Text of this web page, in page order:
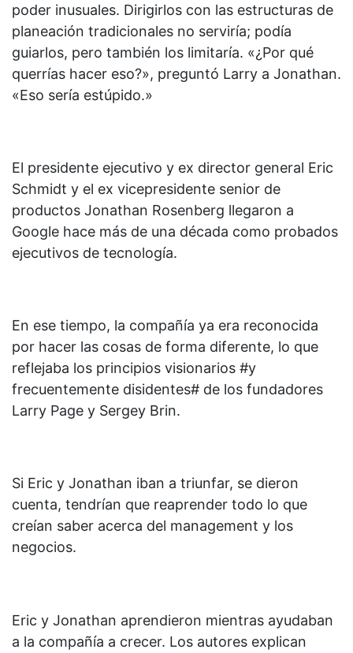
poder inusuales. Dirigirlos con las estructuras de
planeación tradicionales no serviría; podía
guiarlos, pero también los limitaría. «¿Por qué
querrías hacer eso?», preguntó Larry a Jonathan.
«Eso sería estúpido.»
El presidente ejecutivo y ex director general Eric
Schmidt y el ex vicepresidente senior de
productos Jonathan Rosenberg llegaron a
Google hace más de una década como probados
ejecutivos de tecnología.
En ese tiempo, la compañía ya era reconocida
por hacer las cosas de forma diferente, lo que
reflejaba los principios visionarios #y
frecuentemente disidentes# de los fundadores
Larry Page y Sergey Brin.
Si Eric y Jonathan iban a triunfar, se dieron
cuenta, tendrían que reaprender todo lo que
creían saber acerca del management y los
negocios.
Eric y Jonathan aprendieron mientras ayudaban
a la compañía a crecer. Los autores explican